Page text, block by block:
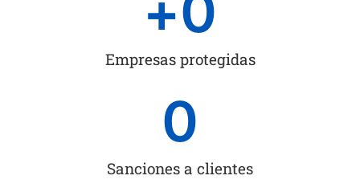
Empresas protegidas
Sanciones a clientes
0